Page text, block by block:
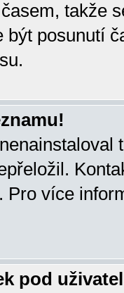
takže
posunutí
Pro více
pod